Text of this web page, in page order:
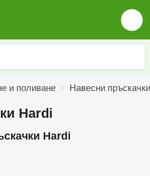
и поливане Навесни пръскачки
Hardi
Hardi